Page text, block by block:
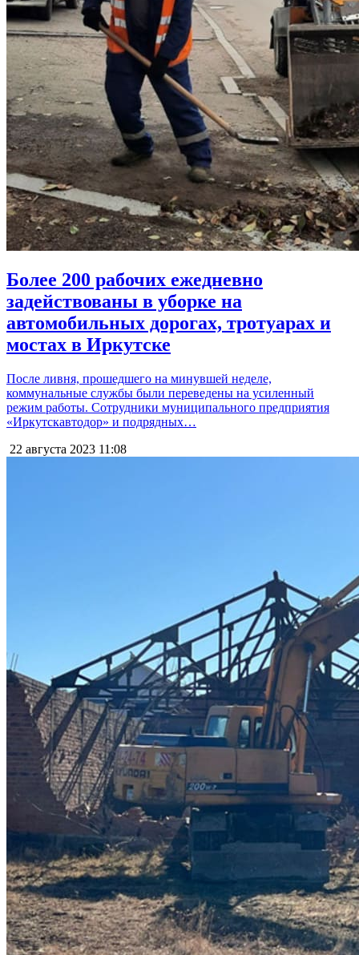
Более 200 рабочих ежедневно
задействованы в уборке на
автомобильных дорогах, тротуарах и
мостах в Иркутске
После ливня, прошедшего на минувшей неделе,
коммунальные службы были переведены на усиленный
режим работы. Сотрудники муниципального предприятия
«Иркутскавтодор» и подрядных…
22 августа 2023 11:08